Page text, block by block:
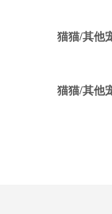
猫猫/其他
猫猫/其他